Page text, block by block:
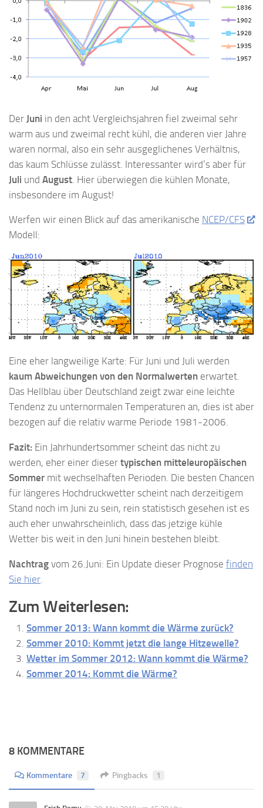
Der Juni in den acht Vergleichsjahren fiel zweimal sehr
warm aus und zweimal recht kühl, die anderen vier Jahre
waren normal, also ein sehr ausgeglichenes Verhältnis,
das kaum Schlüsse zulässt. Interessanter wird’s aber für
Juli und August . Hier überwiegen die kühlen Monate,
insbesondere im August!
Werfen wir einen Blick auf das amerikanische NCEP/CFS
Modell:
Eine eher langweilige Karte: Für Juni und Juli werden
kaum Abweichungen von den Normalwerten erwartet.
Das Hellblau über Deutschland zeigt zwar eine leichte
Tendenz zu unternormalen Temperaturen an, dies ist aber
bezogen auf die relativ warme Periode 1981-2006.
Fazit: Ein Jahrhundertsommer scheint das nicht zu
werden, eher einer dieser typischen mitteleuropäischen
Sommer mit wechselhaften Perioden. Die besten Chancen
für längeres Hochdruckwetter scheint nach derzeitigem
Stand noch im Juni zu sein, rein statistisch gesehen ist es
auch eher unwahrscheinlich, dass das jetzige kühle
Wetter bis weit in den Juni hinein bestehen bleibt.
Nachtrag vom 26.Juni: Ein Update dieser Prognose finden
Sie hier
Zum Weiterlesen:
Sommer 2013: Wann kommt die Wärme zurück?
Sommer 2010: Kommt jetzt die lange Hitzewelle?
Wetter im Sommer 2012: Wann kommt die Wärme?
Sommer 2014: Kommt die Wärme?
8 KOMMENTARE
Kommentare 7 Pingbacks 1